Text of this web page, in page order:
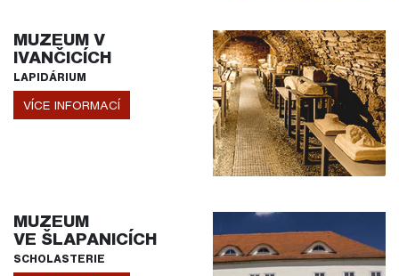
MUZEUM V
IVANČICÍCH
LAPIDÁRIUM
VÍCE INFORMACÍ
MUZEUM
VE ŠLAPANICÍCH
SCHOLASTERIE